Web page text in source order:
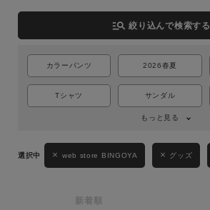
詳細検索
manage_search 絞り込んで検索する
カラーパンツ 2026春夏
Tシャツ サンダル
もっと見る
web store BINGOYA グッズ
新着順